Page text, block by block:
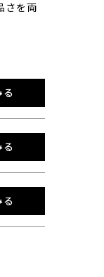
さを両
る
る
る